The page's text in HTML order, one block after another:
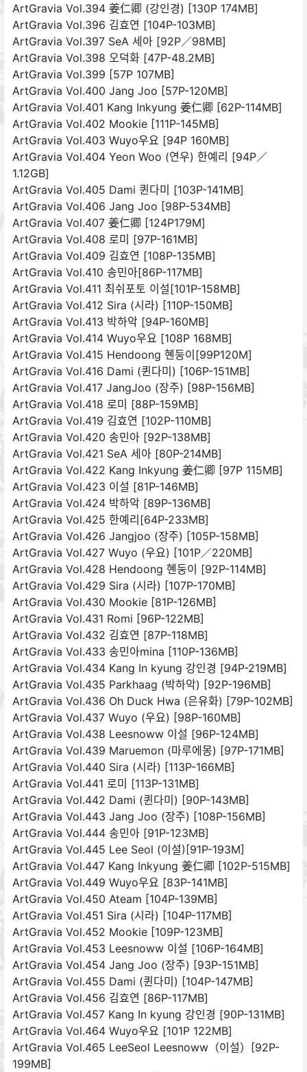
ArtGravia Vol.394 姜仁卿 (강인경) [130P 174MB]
ArtGravia Vol.396 김효연 [104P-103MB]
ArtGravia Vol.397 SeA 세아 [92P／98MB]
ArtGravia Vol.398 오덕화 [47P-48.2MB]
ArtGravia Vol.399 [57P 107MB]
ArtGravia Vol.400 Jang Joo [57P-120MB]
ArtGravia Vol.401 Kang Inkyung 姜仁卿 [62P-114MB]
ArtGravia Vol.402 Mookie [111P-145MB]
ArtGravia Vol.403 Wuyo우요 [94P 160MB]
ArtGravia Vol.404 Yeon Woo (연우) 한예리 [94P／
1.12GB]
ArtGravia Vol.405 Dami 퀸다미 [103P-141MB]
ArtGravia Vol.406 Jang Joo [98P-534MB]
ArtGravia Vol.407 姜仁卿 [124P179M]
ArtGravia Vol.408 로미 [97P-161MB]
ArtGravia Vol.409 김효연 [108P-135MB]
ArtGravia Vol.410 송민아[86P-117MB]
ArtGravia Vol.411 최쉬포토 이설[101P-158MB]
ArtGravia Vol.412 Sira (시라) [110P-150MB]
ArtGravia Vol.413 박하악 [94P-160MB]
ArtGravia Vol.414 Wuyo우요 [108P 168MB]
ArtGravia Vol.415 Hendoong 혠둥이[99P120M]
ArtGravia Vol.416 Dami (퀸다미) [106P-151MB]
ArtGravia Vol.417 JangJoo (장주) [98P-156MB]
ArtGravia Vol.418 로미 [88P-159MB]
ArtGravia Vol.419 김효연 [102P-110MB]
ArtGravia Vol.420 송민아 [92P-138MB]
ArtGravia Vol.421 SeA 세아 [80P-214MB]
ArtGravia Vol.422 Kang Inkyung 姜仁卿 [97P 115MB]
ArtGravia Vol.423 이설 [81P-146MB]
ArtGravia Vol.424 박하악 [89P-136MB]
ArtGravia Vol.425 한예리[64P-233MB]
ArtGravia Vol.426 Jangjoo (장주) [105P-158MB]
ArtGravia Vol.427 Wuyo (우요) [101P／220MB]
ArtGravia Vol.428 Hendoong 혠둥이 [92P-114MB]
ArtGravia Vol.429 Sira (시라) [107P-170MB]
ArtGravia Vol.430 Mookie [81P-126MB]
ArtGravia Vol.431 Romi [96P-122MB]
ArtGravia Vol.432 김효연 [87P-118MB]
ArtGravia Vol.433 송민아mina [110P-136MB]
ArtGravia Vol.434 Kang In kyung 강인경 [94P-219MB]
ArtGravia Vol.435 Parkhaag (박하악) [92P-196MB]
ArtGravia Vol.436 Oh Duck Hwa (은유화) [79P-102MB]
ArtGravia Vol.437 Wuyo (우요) [98P-160MB]
ArtGravia Vol.438 Leesnoww 이설 [96P-124MB]
ArtGravia Vol.439 Maruemon (마루에몽) [97P-171MB]
ArtGravia Vol.440 Sira (시라) [113P-166MB]
ArtGravia Vol.441 로미 [113P-131MB]
ArtGravia Vol.442 Dami (퀸다미) [90P-143MB]
ArtGravia Vol.443 Jang Joo (장주) [108P-156MB]
ArtGravia Vol.444 송민아 [91P-123MB]
ArtGravia Vol.445 Lee Seol (이설)[91P-193M]
ArtGravia Vol.447 Kang Inkyung 姜仁卿 [102P-515MB]
ArtGravia Vol.449 Wuyo우요 [83P-141MB]
ArtGravia Vol.450 Ateam [104P-139MB]
ArtGravia Vol.451 Sira (시라) [104P-117MB]
ArtGravia Vol.452 Mookie [109P-123MB]
ArtGravia Vol.453 Leesnoww 이설 [106P-164MB]
ArtGravia Vol.454 Jang Joo (장주) [93P-151MB]
ArtGravia Vol.455 Dami (퀸다미) [104P-147MB]
ArtGravia Vol.456 김효연 [86P-117MB]
ArtGravia Vol.457 Kang In kyung 강인경 [90P-131MB]
ArtGravia Vol.464 Wuyo우요 [101P 122MB]
ArtGravia Vol.465 LeeSeol Leesnoww（이설）[92P-
199MB]